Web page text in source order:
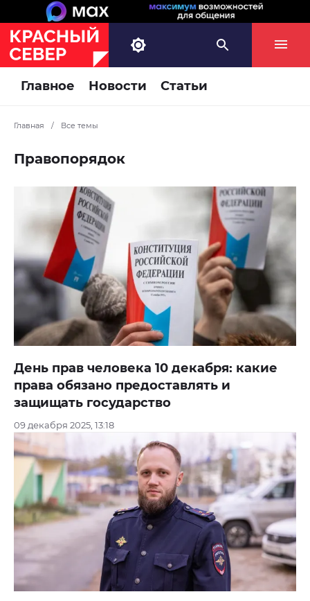
Главное Новости Статьи
Главная / Все темы
Правопорядок
День прав человека 10 декабря: какие
права обязано предоставлять и
защищать государство
09 декабря 2025, 13:18